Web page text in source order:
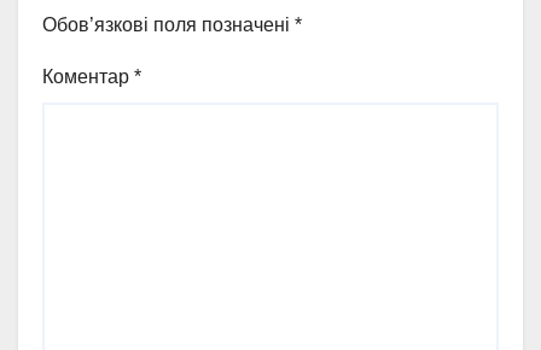
Обов’язкові поля позначені *
Коментар *